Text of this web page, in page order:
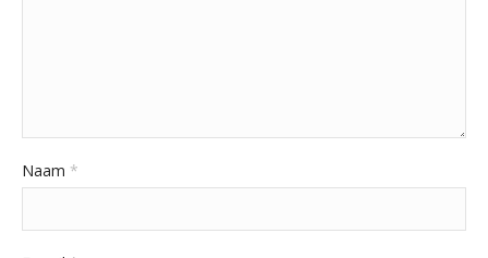
Naam *